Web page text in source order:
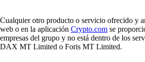
Cualquier otro producto o servicio ofrecido y
web o en la aplicación Crypto.com se
empresas del grupo y no está dentro de los
DAX MT Limited o Foris MT Limited.